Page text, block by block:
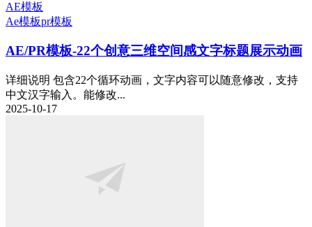
AE模板
Ae模板pr模板
AE/PR模板-22个创意三维空间感文字标题展示动画
详细说明 包含22个循环动画，文字内容可以随意修改，支持
中文汉字输入。能修改...
2025-10-17